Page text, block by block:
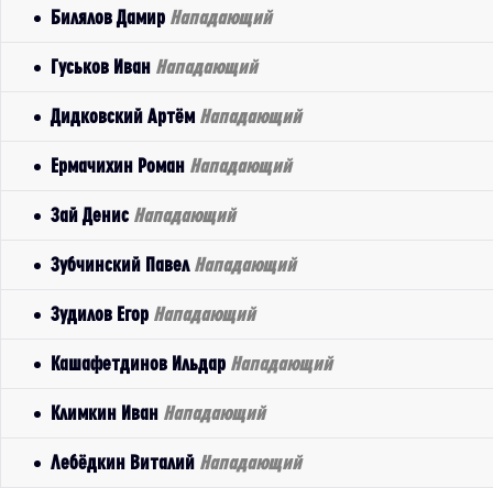
Билялов Дамир Нападающий
Гуськов Иван Нападающий
Дидковский Артём Нападающий
Ермачихин Роман Нападающий
Зай Денис Нападающий
Зубчинский Павел Нападающий
Зудилов Егор Нападающий
Кашафетдинов Ильдар Нападающий
Климкин Иван Нападающий
Лебёдкин Виталий Нападающий